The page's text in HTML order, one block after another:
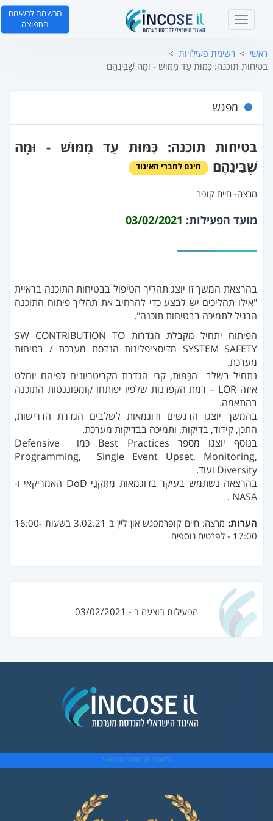
T
o
l
a
v
g
a
t
o
הרשמה לרשימת
התפוצה
ראשי
רשימת פעילויות
בטיחות תוכנה: כִּמּוּת עַד מִמּוּשׁ - וּמָה שֶׁבֵּינֵהֶם
מפגש
בטיחות תוכנה: כִּמּוּת עַד מִמּוּשׁ - וּמָה
שֶׁבֵּינֵהֶם
חינם לחברי האיגוד
מרצה‐ חיים קופר
מועד הפעילות:
בהרצאת המשך זו יוצג תהליך הטיפול בבטיחות התוכנה בראיית
"אילו תהליכים יש לבצע כדי להרחיב את תהליך פיתוח התוכנה
הרגיל לתמיכה בבטיחות תוכנה".
הפיתוח יתחיל מקבלת הגדרות SW CONTRIBUTION TO
SYSTEM SAFETY מדיסציפלינות הנדסת מערכת / בטיחות
מערכת.
נתחיל בשלב הכִּמּוּת, קרי הגדרת הקריטריונים לפיהם יוחלט
איזה LOR – רמת הקפדנות שלפיו יפותחו קומפוננטות התוכנה
בהתאמה.
בהמשך יוצגו הדגשים ודוגמאות לשלבים הגדרת הדרישות,
התכן, קידוד, בדיקות, ותמיכה בבדיקות מערכת.
בנוסף יוצגו מספר Best Practices כמו Defensive
Programming, Single Event Upset, Monitoring,
Diversity ועוד.
בהרצאה נשתמש בעיקר בדוגמאות מְתִּקְנֵי DoD האמריקאי ו-
NASA .
הערות:
מרצה: חיים קופרמפגש און ליין ב 3.02.21 בשעות 16:00-
17:00 - לפרטים נוספים
הפעילות בוצעה ב - 03/02/2021
הרשמה לרשימת התפוצה